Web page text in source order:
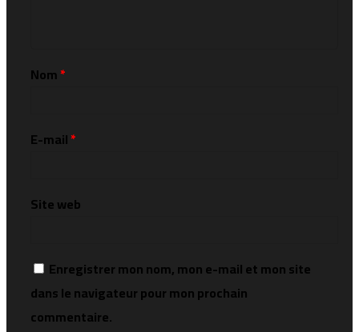
Nom*
E-mail*
Site web
Enregistrer mon nom, mon e-mail et mon site
dans le navigateur pour mon prochain
commentaire.